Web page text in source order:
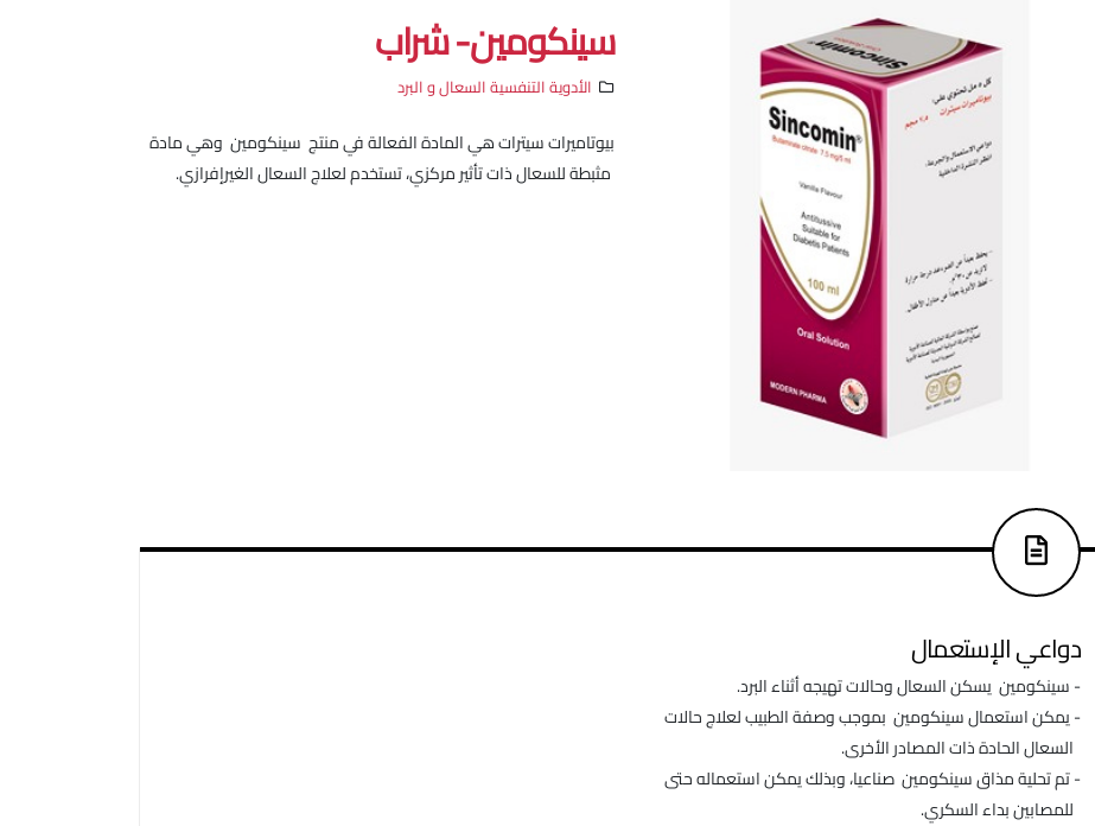
سينكومين- شراب
الأدوية التنفسية السعال و البرد
بيوتاميرات سيترات هي المادة الفعالة في منتج سينكومين وهي مادة
مثبطة للسعال ذات تأثير مركزي، تستخدم لعلاج السعال الغيرإفرازي.
دواعي الإستعمال
- سينكومين يسكن السعال وحالات تهيجه أثناء البرد.
- يمكن استعمال سينكومين بموجب وصفة الطبيب لعلاج حالات
السعال الحادة ذات المصادر الأخرى.
- تم تحلية مذاق سينكومين صناعيا، وبذلك يمكن استعماله حتى
للمصابين بداء السكري.